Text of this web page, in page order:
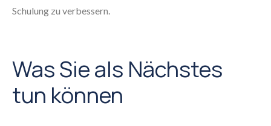
Schulung zu verbessern.
Was Sie als Nächstes
tun können